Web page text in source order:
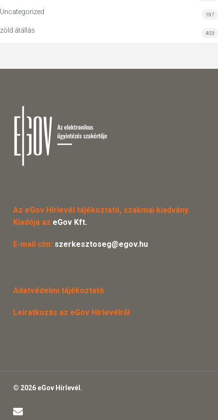
Uncategorized 197
zöld átállás 403
Az eGov Hírlevél tájékoztató, szakmai kiadvány.
Kiadója az eGov Kft.
E-mail cím: szerkesztoseg@egov.hu
Adatvédelmi tájékoztató
Leiratkozás az eGov Hírlevélről
© 2026 eGov Hírlevél.
email